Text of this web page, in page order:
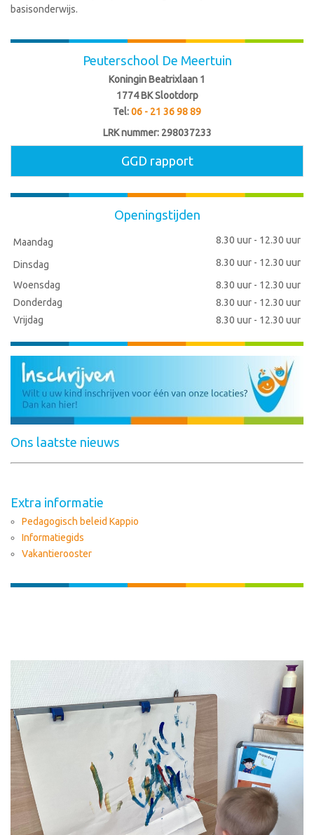
basisonderwijs.
Peuterschool De Meertuin
Koningin Beatrixlaan 1
1774 BK Slootdorp
Tel:06 - 21 36 98 89
LRK nummer: 298037233
GGD rapport
Openingstijden
Maandag 8.30 uur - 12.30 uur
Dinsdag
8.30 uur - 12.30 uur
Woensdag
8.30 uur - 12.30 uur
Donderdag
8.30 uur - 12.30 uur
Vrijdag
8.30 uur - 12.30 uur
Ons laatste nieuws
Extra informatie
Pedagogisch beleid Kappio
Informatiegids
Vakantierooster